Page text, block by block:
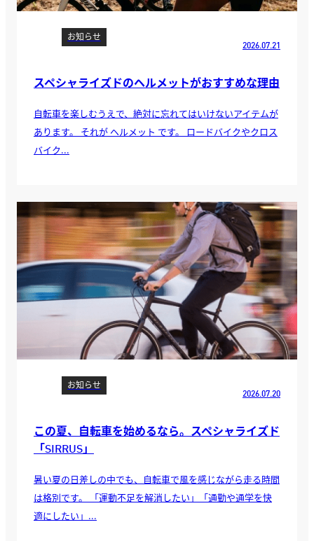
お知らせ
2026.07.21
スペシャライズドのヘルメットがおすすめな理由
自転車を楽しむうえで、絶対に忘れてはいけないアイテムが
あります。 それが ヘルメット です。 ロードバイクやクロス
バイク...
お知らせ
2026.07.20
この夏、自転車を始めるなら。スペシャライズド
「SIRRUS」
暑い夏の日差しの中でも、自転車で風を感じながら走る時間
は格別です。 「運動不足を解消したい」「通勤や通学を快
適にしたい」...